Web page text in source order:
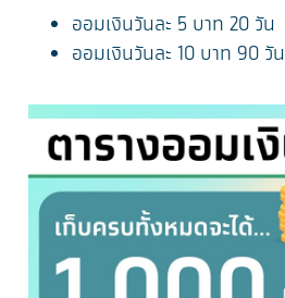
ออมเงินวันละ 5 บาท 20 วัน
ออมเงินวันละ 10 บาท 90 วัน